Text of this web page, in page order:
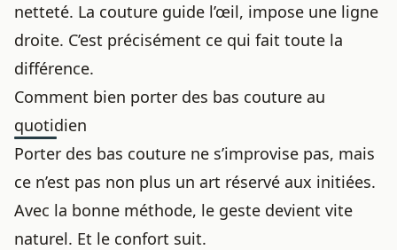
netteté. La couture guide l’œil, impose une ligne
droite. C’est précisément ce qui fait toute la
différence.
Comment bien porter des bas couture au
quotidien
Porter des bas couture ne s’improvise pas, mais
ce n’est pas non plus un art réservé aux initiées.
Avec la bonne méthode, le geste devient vite
naturel. Et le confort suit.